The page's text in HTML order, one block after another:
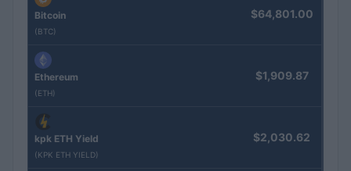
Bitcoin
(BTC)
$64,801.00
Ethereum
(ETH)
$1,909.87
kpk ETH Yield
(KPK ETH YIELD)
$2,030.62